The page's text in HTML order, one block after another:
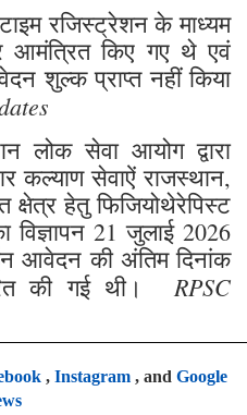
रजिस्ट्रेशन के माध्यम
किए गए थे एवं
शुल्क प्राप्त नहीं किया
लोक सेवा आयोग द्वारा
कल्याण सेवाऐं राजस्थान,
हेतु फिजियोथेरेपिस्ट
21 जुलाई 2026
आवेदन की अंतिम दिनांक
की गई थी। RPSC
, Instagram, and Google